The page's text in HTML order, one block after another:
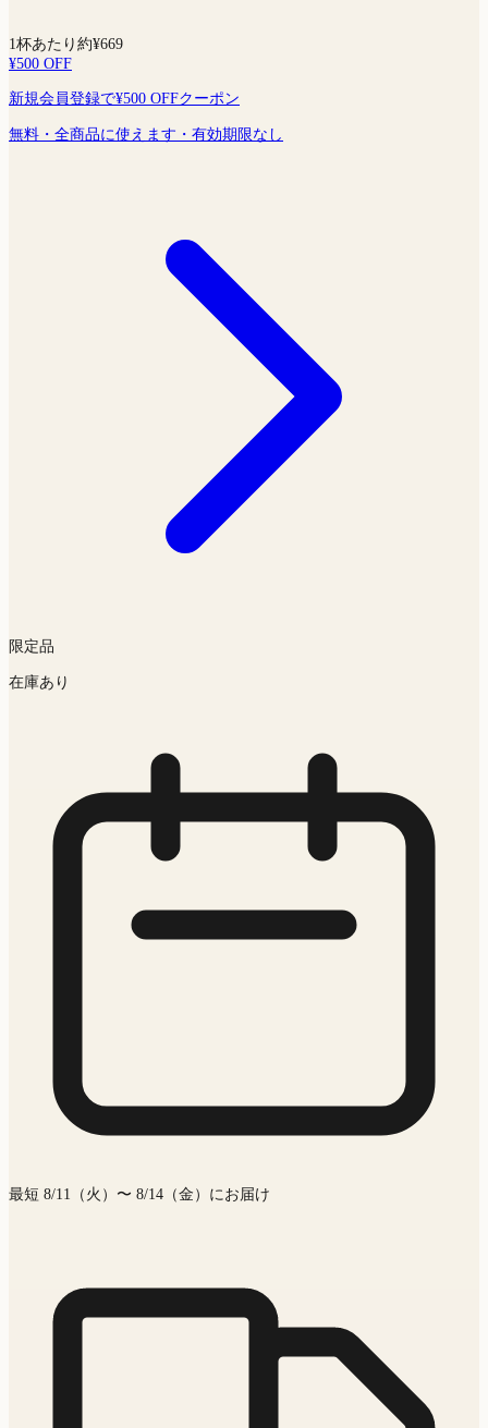
1杯あたり約¥669
¥500 OFF
新規会員登録で¥500 OFFクーポン
無料・全商品に使えます・有効期限なし
限定品
在庫あり
最短 8/11（火）〜 8/14（金）にお届け